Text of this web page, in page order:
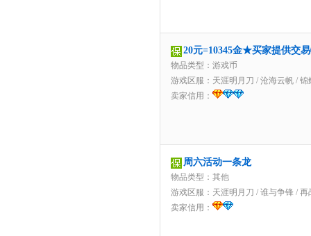
20元=10345金★买家提供交
物品类型：游戏币
游戏区服： 天涯明月刀 / 沧海云帆 / 锦
卖家信用：
周六活动一条龙
物品类型：其他
游戏区服： 天涯明月刀 / 谁与争锋 / 再
卖家信用：